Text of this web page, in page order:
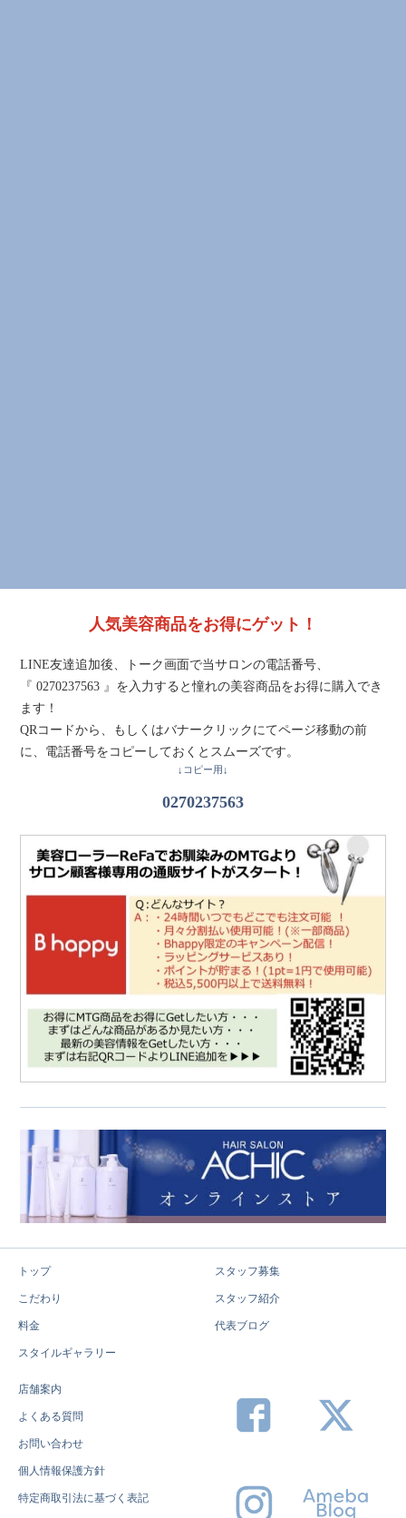
人気美容商品をお得にゲット！
LINE友達追加後、トーク画面で当サロンの電話番号、
『 0270237563 』を入力すると憧れの美容商品をお得に購入でき
ます！
QRコードから、もしくはバナークリックにてページ移動の前
に、電話番号をコピーしておくとスムーズです。
↓コピー用↓
0270237563
トップ
こだわり
料金
スタイルギャラリー
スタッフ募集
スタッフ紹介
代表ブログ
店舗案内
よくある質問
お問い合わせ
個人情報保護方針
特定商取引法に基づく表記